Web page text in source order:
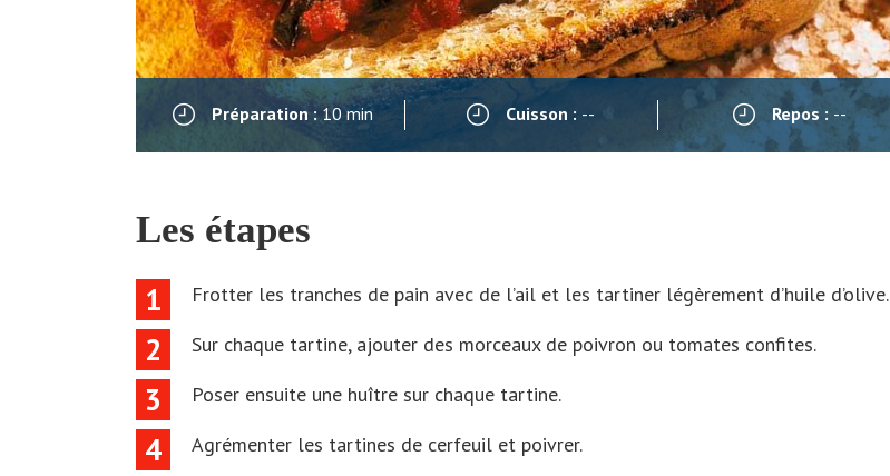
Préparation :10 min Cuisson : -- Repos : --
Les étapes
1 Frotter les tranches de pain avec de l’ail et les tartiner légèrement d’huile d’olive.
2 Sur chaque tartine, ajouter des morceaux de poivron ou tomates confites.
3 Poser ensuite une huître sur chaque tartine.
4 Agrémenter les tartines de cerfeuil et poivrer.